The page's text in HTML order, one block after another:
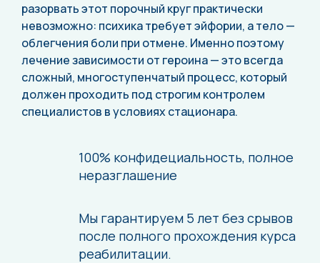
разорвать этот порочный круг практически
невозможно: психика требует эйфории, а тело —
облегчения боли при отмене. Именно поэтому
лечение зависимости от героина — это всегда
сложный, многоступенчатый процесс, который
должен проходить под строгим контролем
специалистов в условиях стационара.
100% конфидециальность, полное
неразглашение
Мы гарантируем 5 лет без срывов
после полного прохождения курса
реабилитации.